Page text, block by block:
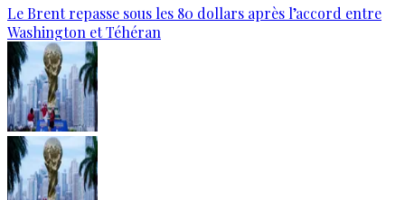
Le Brent repasse sous les 80 dollars après l’accord entre
Washington et Téhéran